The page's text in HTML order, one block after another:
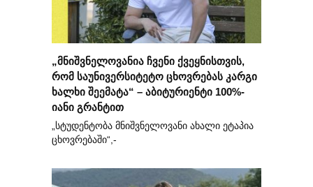
„მნიშვნელოვანია ჩვენი ქვეყნისთვის,
რომ საუნივერსიტეტო ცხოვრებას კარგი
ხალხი შეემატა“ – აბიტურიენტი 100%-
იანი გრანტით
„სტუდენტობა მნიშვნელოვანი ახალი ეტაპია
ცხოვრებაში“,-